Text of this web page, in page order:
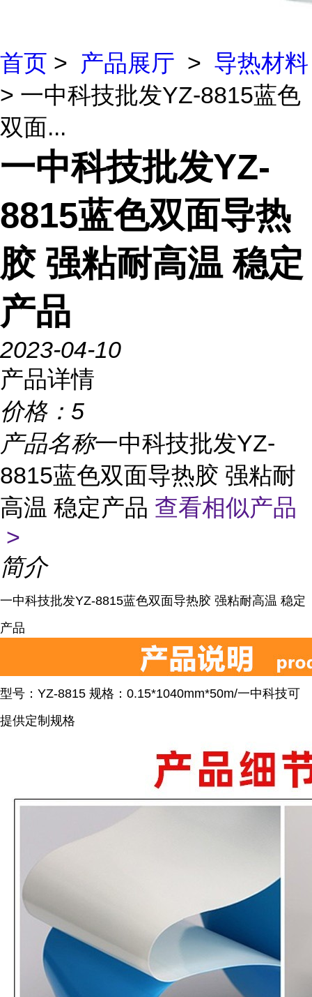
首页 > 产品展厅 > 导热材料
> 一中科技批发YZ-8815蓝色
双面...
一中科技批发YZ-
8815蓝色双面导热
胶 强粘耐高温 稳定
产品
2023-04-10
产品详情
价格： 5
产品名称一中科技批发YZ-
8815蓝色双面导热胶 强粘耐
高温 稳定产品 查看相似产品
>
简介
一中科技批发YZ-8815蓝色双面导热胶 强粘耐高温 稳定
产品
型号：YZ-8815 规格：0.15*1040mm*50m/一中科技可
提供定制规格